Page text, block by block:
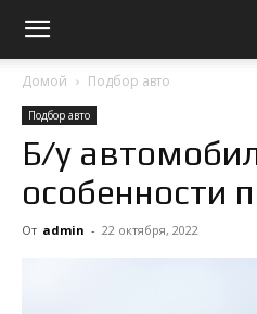
Домой Подбор авто
Подбор авто
Б/у
особенности
От admin - 22 октября, 2022